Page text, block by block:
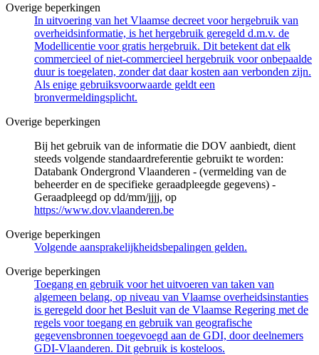
Overige beperkingen
In uitvoering van het Vlaamse decreet voor hergebruik van
overheidsinformatie, is het hergebruik geregeld d.m.v. de
Modellicentie voor gratis hergebruik. Dit betekent dat elk
commercieel of niet-commercieel hergebruik voor onbepaalde
duur is toegelaten, zonder dat daar kosten aan verbonden zijn.
Als enige gebruiksvoorwaarde geldt een
bronvermeldingsplicht.
Overige beperkingen
Bij het gebruik van de informatie die DOV aanbiedt, dient
steeds volgende standaardreferentie gebruikt te worden:
Databank Ondergrond Vlaanderen - (vermelding van de
beheerder en de specifieke geraadpleegde gegevens) -
Geraadpleegd op dd/mm/jjjj, op
https://www.dov.vlaanderen.be
Overige beperkingen
Volgende aansprakelijkheidsbepalingen gelden.
Overige beperkingen
Toegang en gebruik voor het uitvoeren van taken van
algemeen belang, op niveau van Vlaamse overheidsinstanties
is geregeld door het Besluit van de Vlaamse Regering met de
regels voor toegang en gebruik van geografische
gegevensbronnen toegevoegd aan de GDI, door deelnemers
GDI-Vlaanderen. Dit gebruik is kosteloos.